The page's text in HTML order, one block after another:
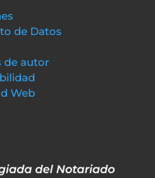
de Datos
de autor
Web